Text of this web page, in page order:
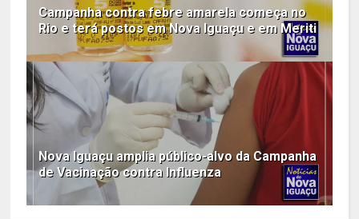
Campanha contra febre amarela começa no
Rio e terá postos em Nova Iguaçu e em Meriti
Nova Iguaçu amplia público-alvo da Campanha
de Vacinação contra Influenza